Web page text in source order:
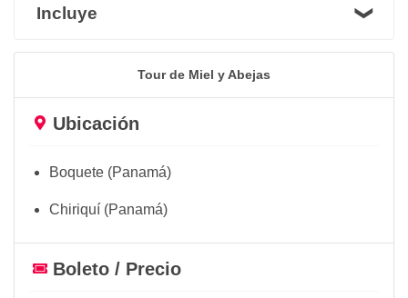
Incluye
Tour de Miel y Abejas
Ubicación
Boquete (Panamá)
Chiriquí (Panamá)
Boleto / Precio